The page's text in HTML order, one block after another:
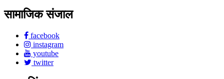
सामाजिक संजाल
facebook
instagram
youtube
twitter